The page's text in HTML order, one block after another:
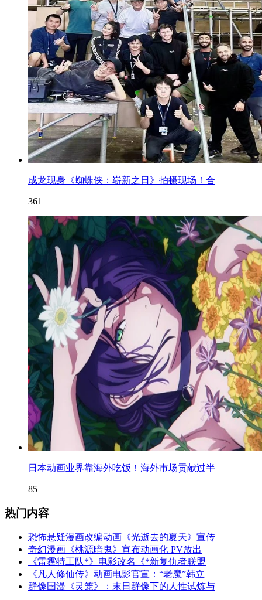
成龙现身《蜘蛛侠：崭新之日》拍摄现场！合
361
日本动画业界靠海外吃饭！海外市场贡献过半
85
热门内容
恐怖悬疑漫画改编动画《光逝去的夏天》宣传
奇幻漫画《桃源暗鬼》宣布动画化 PV放出
《雷霆特工队*》电影改名《*新复仇者联盟
《凡人修仙传》动画电影官宣：“老魔”韩立
群像国漫《灵笼》：末日群像下的人性试炼与